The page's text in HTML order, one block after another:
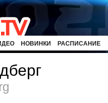
НОВИНКИ РАСПИСАНИЕ